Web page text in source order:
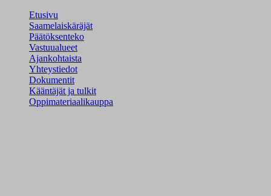
Etusivu
Saamelaiskäräjät
Päätöksenteko
Vastuualueet
Ajankohtaista
Yhteystiedot
Dokumentit
Kääntäjät ja tulkit
Oppimateriaalikauppa